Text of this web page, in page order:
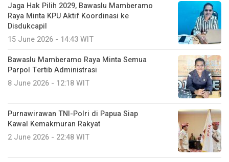
Jaga Hak Pilih 2029, Bawaslu Mamberamo
Raya Minta KPU Aktif Koordinasi ke
Disdukcapil
15 June 2026 - 14:43 WIT
Bawaslu Mamberamo Raya Minta Semua
Parpol Tertib Administrasi
8 June 2026 - 12:18 WIT
Purnawirawan TNI-Polri di Papua Siap
Kawal Kemakmuran Rakyat
2 June 2026 - 22:48 WIT